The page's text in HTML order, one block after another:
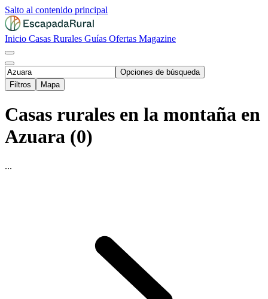
Salto al contenido principal
Inicio Casas Rurales Guías Ofertas Magazine
Opciones de búsqueda
Filtros
Mapa
Casas rurales en la montaña en
Azuara (0)
...